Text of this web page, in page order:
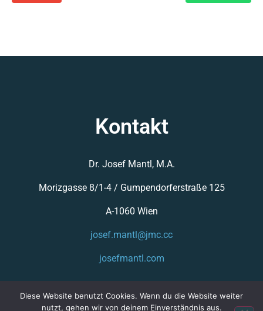
Kontakt
Dr. Josef Mantl, M.A.
Morizgasse 8/1-4 / Gumpendorferstraße 125
A-1060 Wien
josef.mantl@jmc.cc
josefmantl.com
Diese Website benutzt Cookies. Wenn du die Website weiter
nutzt, gehen wir von deinem Einverständnis aus.